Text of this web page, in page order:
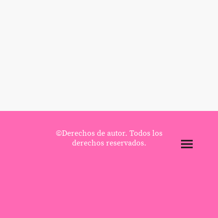
©Derechos de autor. Todos los
derechos reservados.